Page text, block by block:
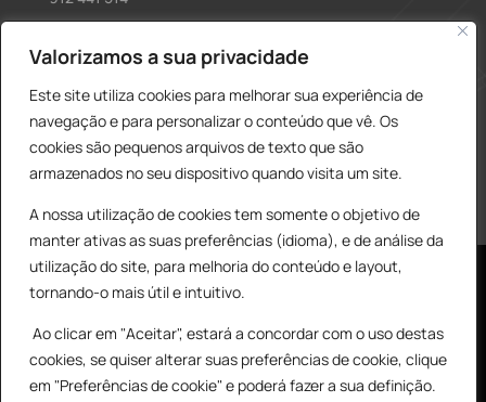
Valorizamos a sua privacidade
Este site utiliza cookies para melhorar sua experiência de
navegação e para personalizar o conteúdo que vê. Os
cookies são pequenos arquivos de texto que são
armazenados no seu dispositivo quando visita um site.
A nossa utilização de cookies tem somente o objetivo de
manter ativas as suas preferências (idioma), e de análise da
utilização do site, para melhoria do conteúdo e layout,
tornando-o mais útil e intuitivo.
Ao clicar em "Aceitar", estará a concordar com o uso destas
cookies, se quiser alterar suas preferências de cookie, clique
em "Preferências de cookie" e poderá fazer a sua definição.
R. António Andrade, 1171
2820-287 • Charneca de Caparica
Products
search PESQUISAR
© All Copyright 2025 by Delarobia.pt 0